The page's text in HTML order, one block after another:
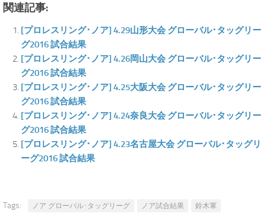
関連記事:
[プロレスリング･ノア] 4.29山形大会 グローバル･タッグリー
グ2016 試合結果
[プロレスリング･ノア] 4.26岡山大会 グローバル･タッグリー
グ2016 試合結果
[プロレスリング･ノア] 4.25大阪大会 グローバル･タッグリー
グ2016 試合結果
[プロレスリング･ノア] 4.24奈良大会 グローバル･タッグリー
グ2016 試合結果
[プロレスリング･ノア] 4.23名古屋大会 グローバル･タッグリ
ーグ2016 試合結果
Tags: ノア グローバル･タッグリーグ ノア試合結果 鈴木軍